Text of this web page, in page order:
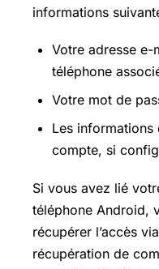
informations
Votre adresse e-
téléphone
Votre mot de
Les
compte, si
Si vous avez lié
téléphone Android,
récupérer l’accès
récupération de